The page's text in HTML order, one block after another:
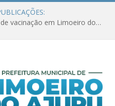
Amanhã começa nova etapa de vacinação em Limoeiro do Ajuru para idosos com 65 ou mais